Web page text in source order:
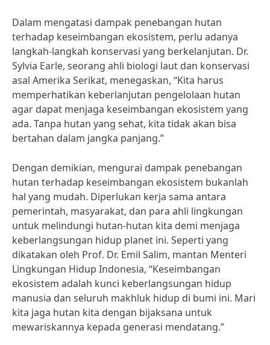
Dalam mengatasi dampak penebangan hutan
terhadap keseimbangan ekosistem, perlu adanya
langkah-langkah konservasi yang berkelanjutan. Dr.
Sylvia Earle, seorang ahli biologi laut dan konservasi
asal Amerika Serikat, menegaskan, “Kita harus
memperhatikan keberlanjutan pengelolaan hutan
agar dapat menjaga keseimbangan ekosistem yang
ada. Tanpa hutan yang sehat, kita tidak akan bisa
bertahan dalam jangka panjang.”
Dengan demikian, mengurai dampak penebangan
hutan terhadap keseimbangan ekosistem bukanlah
hal yang mudah. Diperlukan kerja sama antara
pemerintah, masyarakat, dan para ahli lingkungan
untuk melindungi hutan-hutan kita demi menjaga
keberlangsungan hidup planet ini. Seperti yang
dikatakan oleh Prof. Dr. Emil Salim, mantan Menteri
Lingkungan Hidup Indonesia, “Keseimbangan
ekosistem adalah kunci keberlangsungan hidup
manusia dan seluruh makhluk hidup di bumi ini. Mari
kita jaga hutan kita dengan bijaksana untuk
mewariskannya kepada generasi mendatang.”